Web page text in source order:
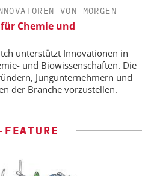
VON MORGEN
Chemie und
unterstützt Innovationen in
und Biowissenschaften. Die
Jungunternehmern und
der Branche vorzustellen.